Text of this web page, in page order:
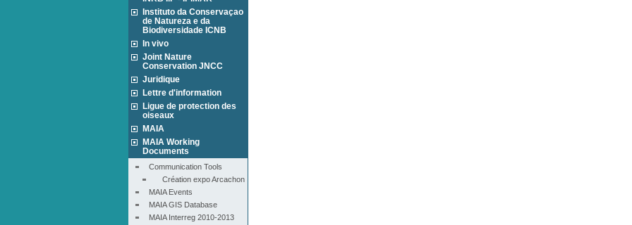
Instituto da Conservaçao
de Natureza e da
Biodiversidade ICNB
In vivo
Joint Nature
Conservation JNCC
Juridique
Lettre d'information
Ligue de protection des
oiseaux
MAIA
MAIA Working
Documents
Communication Tools
Création expo Arcachon
MAIA Events
MAIA GIS Database
MAIA Interreg 2010-2013